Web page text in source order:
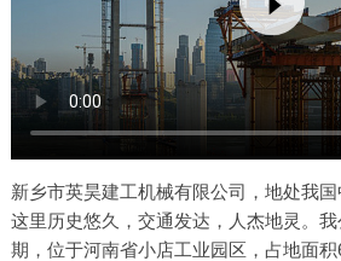
新乡市英昊建工机械有限公司，地处我国
这里历史悠久，交通发达，人杰地灵。
期，位于河南省小店工业园区，占地面